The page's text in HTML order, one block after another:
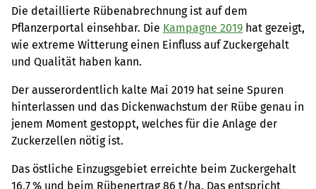
Die detaillierte Rübenabrechnung ist auf dem
Pflanzerportal einsehbar. Die Kampagne 2019 hat gezeigt,
wie extreme Witterung einen Einfluss auf Zuckergehalt
und Qualität haben kann.
Der ausserordentlich kalte Mai 2019 hat seine Spuren
hinterlassen und das Dickenwachstum der Rübe genau in
jenem Moment gestoppt, welches für die Anlage der
Zuckerzellen nötig ist.
Das östliche Einzugsgebiet erreichte beim Zuckergehalt
16,7 % und beim Rübenertrag 86 t/ha. Das entspricht